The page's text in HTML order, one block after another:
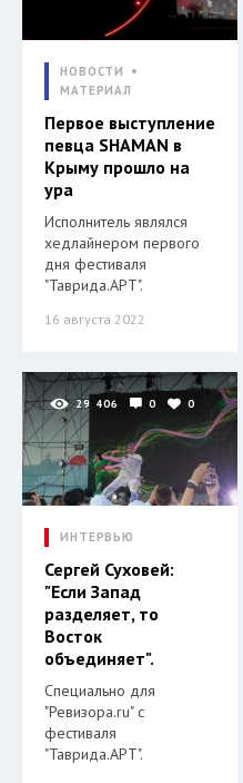
НОВОСТИ
МАТЕРИАЛ
Первое выступление
певца SHAMAN в
Крыму прошло на
ура
Исполнитель являлся
хедлайнером первого
дня фестиваля
"Таврида.АРТ".
16 августа 2022
29 406 0 0
ИНТЕРВЬЮ
Сергей Суховей:
"Если Запад
разделяет, то
Восток
объединяет".
Специально для
"Ревизора.ru" с
фестиваля
"Таврида.АРТ".